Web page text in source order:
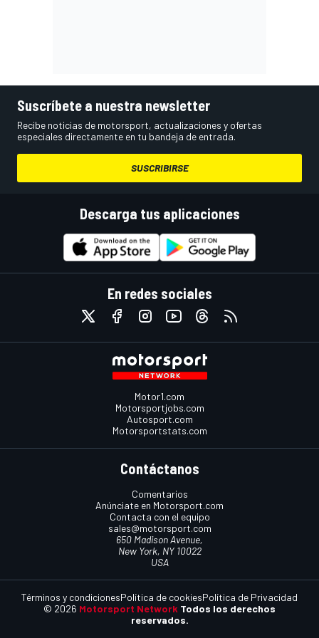
Suscríbete a nuestra newsletter
Recibe noticias de motorsport, actualizaciones y ofertas
especiales directamente en tu bandeja de entrada.
SUSCRIBIRSE
Descarga tus aplicaciones
En redes sociales
Motor1.com
Motorsportjobs.com
Autosport.com
Motorsportstats.com
Contáctanos
Comentarios
Anúnciate en Motorsport.com
Contacta con el equipo
sales@motorsport.com
650 Madison Avenue,
New York, NY 10022
USA
© 2026 Motorsport Network Todos los derechos
reservados.
Términos y condicionesPolítica de cookiesPolítica de Privacidad